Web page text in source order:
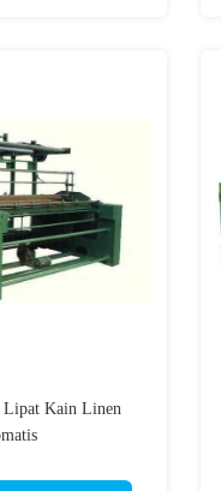
Lipat Kain Linen